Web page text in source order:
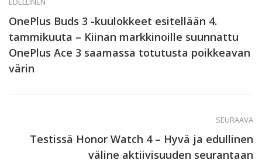
OnePlus Buds 3 -kuulokkeet esitellään 4.
tammikuuta – Kiinan markkinoille suunnattu
OnePlus Ace 3 saamassa totutusta poikkeavan
värin
SEURAAVA
Testissä Honor Watch 4 – Hyvä ja edullinen
väline aktiivisuuden seurantaan